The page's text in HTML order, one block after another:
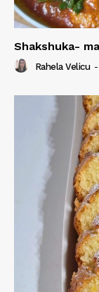
Shakshuka-
Rahela Velicu -